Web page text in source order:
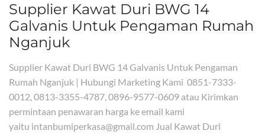
Supplier Kawat Duri BWG 14
Galvanis Untuk Pengaman Rumah
Nganjuk
Supplier Kawat Duri BWG 14 Galvanis Untuk Pengaman
Rumah Nganjuk | Hubungi Marketing Kami 0851-7333-
0012, 0813-3355-4787, 0896-9577-0609 atau Kirimkan
permintaan penawaran harga ke email kami
yaitu intanbumiperkasa@gmail.com Jual Kawat Duri